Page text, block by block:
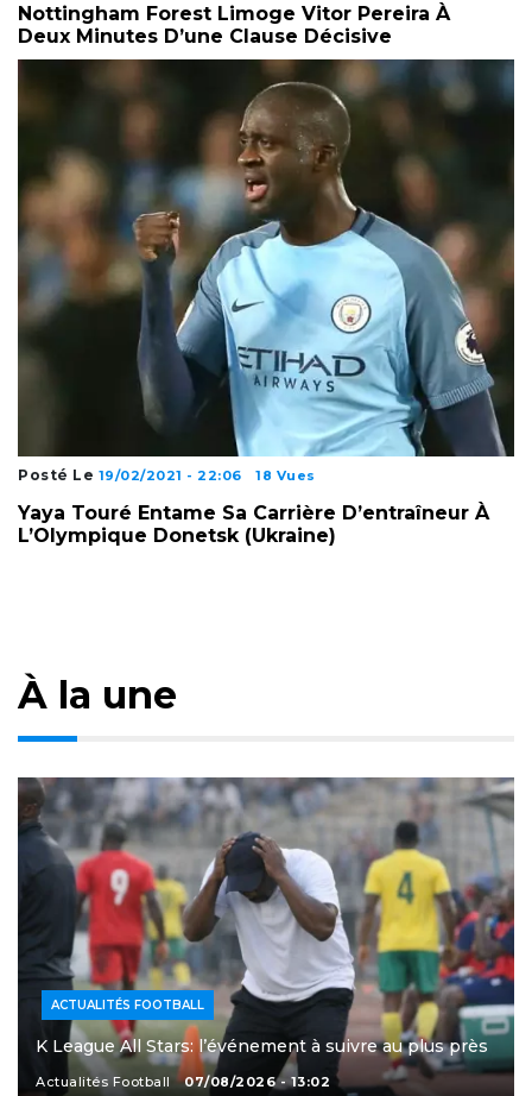
Nottingham Forest Limoge Vitor Pereira À
Deux Minutes D’une Clause Décisive
Posté Le 19/02/2021 - 22:06 18 Vues
Yaya Touré Entame Sa Carrière D’entraîneur À
L’Olympique Donetsk (Ukraine)
À la une
ACTUALITÉS FOOTBALL
K League All Stars: l’événement à suivre au plus près
Actualités Football 07/08/2026 - 13:02